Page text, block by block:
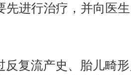
先进行治疗，并向医
复流产史、胎儿畸